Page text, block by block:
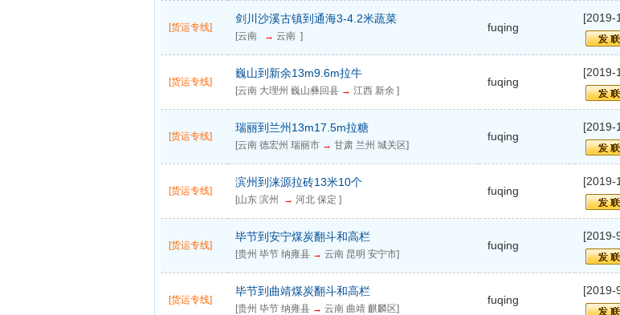
[货运专线]
剑川沙溪古镇到通海3-4.2米蔬菜
[云南 → 云南 ]
fuqing
[2019-
[货运专线]
巍山到新余13m9.6m拉牛
[云南 大理州 巍山彝回县 → 江西 新余 ]
fuqing
[2019-
[货运专线]
瑞丽到兰州13m17.5m拉糖
[云南 德宏州 瑞丽市 → 甘肃 兰州 城关区]
fuqing
[2019-
[货运专线]
滨州到涞源拉砖13米10个
[山东 滨州 → 河北 保定 ]
fuqing
[2019-
[货运专线]
毕节到安宁煤炭翻斗和高栏
[贵州 毕节 纳雍县 → 云南 昆明 安宁市]
fuqing
[2019-
[货运专线]
毕节到曲靖煤炭翻斗和高栏
[贵州 毕节 纳雍县 → 云南 曲靖 麒麟区]
fuqing
[2019-